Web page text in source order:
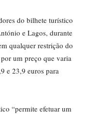
do bilhete turístico
e Lagos, durante
qualquer restrição do
um preço que varia
e 23,9 euros para
“permite efetuar um